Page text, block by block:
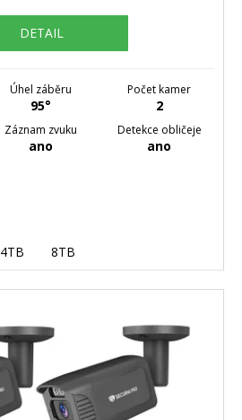
DETAIL
Úhel záběru
95°
Počet kamer
2
Záznam zvuku
ano
Detekce obličeje
ano
4TB 8TB